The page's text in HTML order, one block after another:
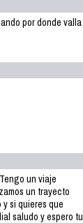
por donde valla
un viaje
un trayecto
si quieres que
saludo y espero tu